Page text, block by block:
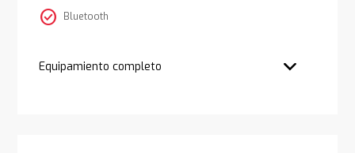
check_circle Bluetooth
Equipamiento completo